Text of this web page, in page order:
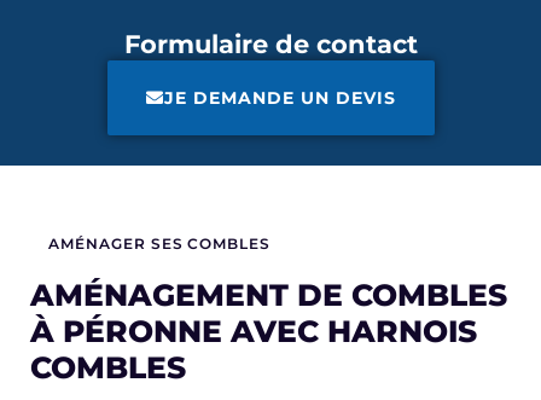
Formulaire de contact
JE DEMANDE UN DEVIS
AMÉNAGER SES COMBLES
AMÉNAGEMENT DE COMBLES
À PÉRONNE AVEC HARNOIS
COMBLES